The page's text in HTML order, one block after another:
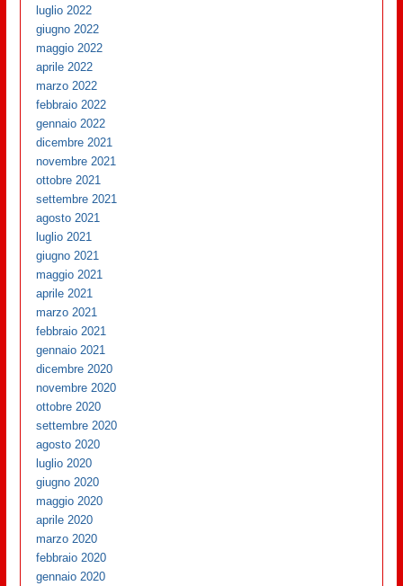
luglio 2022
giugno 2022
maggio 2022
aprile 2022
marzo 2022
febbraio 2022
gennaio 2022
dicembre 2021
novembre 2021
ottobre 2021
settembre 2021
agosto 2021
luglio 2021
giugno 2021
maggio 2021
aprile 2021
marzo 2021
febbraio 2021
gennaio 2021
dicembre 2020
novembre 2020
ottobre 2020
settembre 2020
agosto 2020
luglio 2020
giugno 2020
maggio 2020
aprile 2020
marzo 2020
febbraio 2020
gennaio 2020